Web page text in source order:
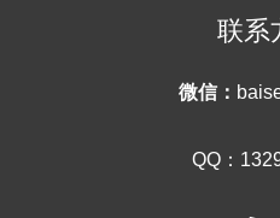
联系
微信：
QQ：